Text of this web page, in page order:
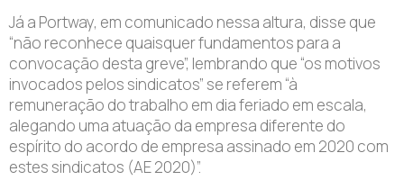
Já a Portway, em comunicado nessa altura, disse que
“não reconhece quaisquer fundamentos para a
convocação desta greve”, lembrando que “os motivos
invocados pelos sindicatos” se referem “à
remuneração do trabalho em dia feriado em escala,
alegando uma atuação da empresa diferente do
espírito do acordo de empresa assinado em 2020 com
estes sindicatos (AE 2020)”.